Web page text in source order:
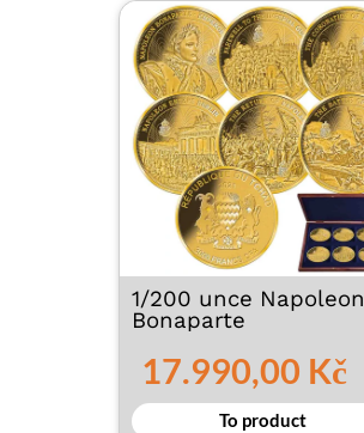
1/200 unce Napoleon
Bonaparte
17.990,00 Kč
To product